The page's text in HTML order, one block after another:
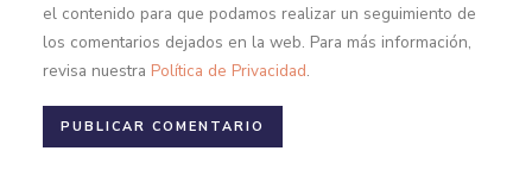
el contenido para que podamos realizar un seguimiento de
los comentarios dejados en la web. Para más información,
revisa nuestra Política de Privacidad.